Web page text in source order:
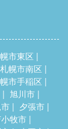
市東区
札幌市南区
市手稲区
旭川市
夕張市
牧市